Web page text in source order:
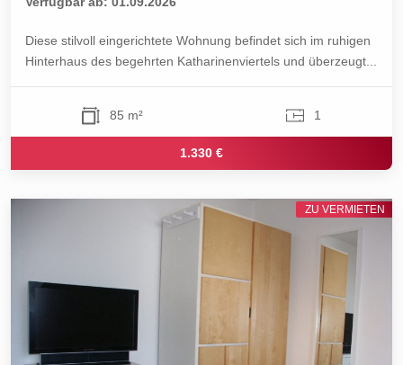
Diese stilvoll eingerichtete Wohnung befindet sich im ruhigen
Hinterhaus des begehrten Katharinenviertels und überzeugt...
85 m² 1
1.330 €
ZU VERMIETEN